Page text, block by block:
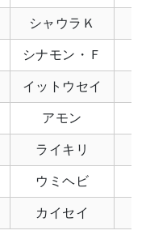
シャウラＫ
シナモン・Ｆ
イットウセイ
アモン
ライキリ
ウミヘビ
カイセイ